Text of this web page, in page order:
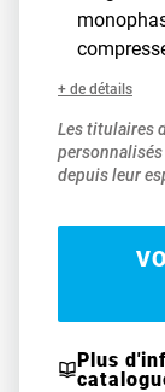
+ de détails
Les titulaires
depuis leur
Plus